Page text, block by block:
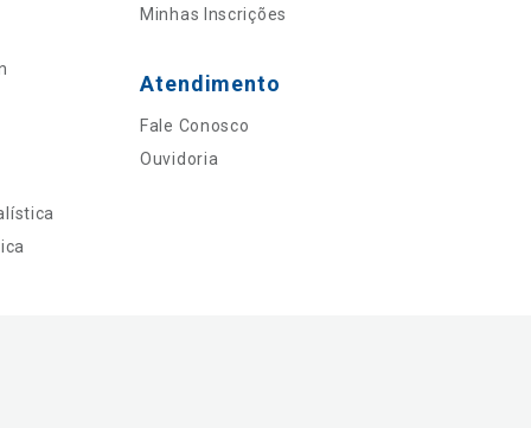
Minhas Inscrições
Atendimento
Fale Conosco
Ouvidoria